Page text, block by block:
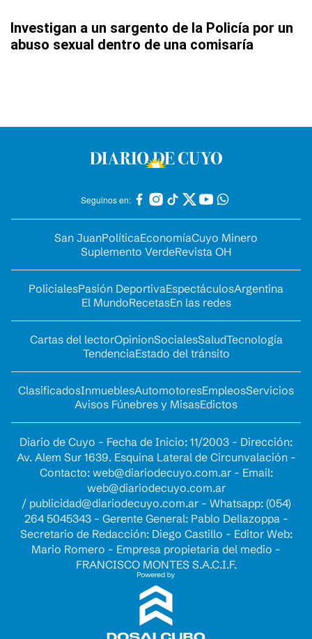
Investigan a un sargento de la Policía por un
abuso sexual dentro de una comisaría
Seguinos en:
San JuanPolíticaEconomíaCuyo Minero
Suplemento VerdeRevista OH
PolicialesPasión DeportivaEspectáculosArgentina
El MundoRecetasEn las redes
Cartas del lectorOpinionSocialesSaludTecnología
TendenciaEstado del tránsito
ClasificadosInmueblesAutomotoresEmpleosServicios
Avisos Fúnebres y MisasEdictos
Diario de Cuyo - Fecha de Inicio: 11/2003 - Dirección:
Av. Alem Sur 1639. Esquina Lateral de Circunvalación -
Contacto: web@diariodecuyo.com.ar- Email:
web@diariodecuyo.com.ar
/ publicidad@diariodecuyo.com.ar- Whatsapp: (054)
264 5045343 - Gerente General: Pablo Dellazoppa -
Secretario de Redacción: Diego Castillo - Editor Web:
Mario Romero - Empresa propietaria del medio -
FRANCISCO MONTES S.A.C.I.F.